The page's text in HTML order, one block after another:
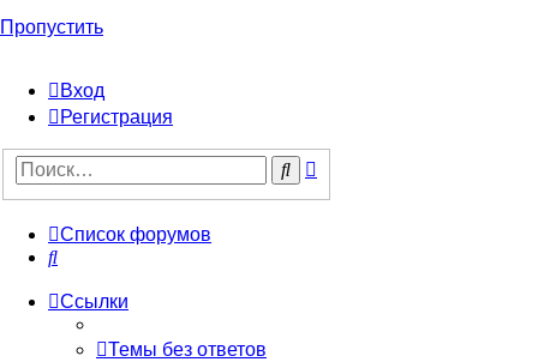
Пропустить
Вход
Регистрация
Поиск
Список форумов
Поиск
Ссылки
Темы без ответов